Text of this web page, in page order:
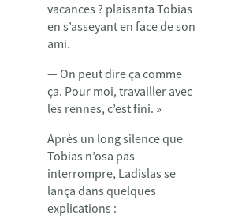
vacances ? plaisanta Tobias
en s’asseyant en face de son
ami.
— On peut dire ça comme
ça. Pour moi, travailler avec
les rennes, c’est fini. »
Après un long silence que
Tobias n’osa pas
interrompre, Ladislas se
lança dans quelques
explications :